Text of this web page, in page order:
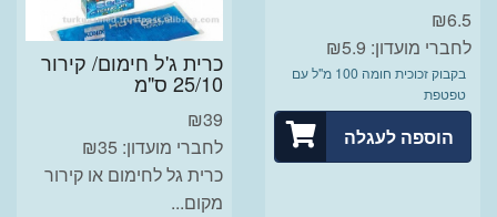
₪6.5
לחברי מועדון: ₪5.9
בקבוק זכוכית חומה 100 מ"ל עם
טפטפת
הוספה לעגלה
כרית ג'ל חימום/ קירור
25/10 ס"מ
₪39
לחברי מועדון: ₪35
כרית גל לחימום או קירור
מקום...